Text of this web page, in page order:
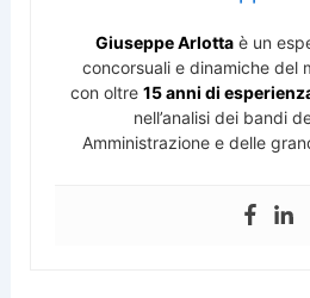
Giuseppe Arlottaè un
concorsuali e dinamiche del
con oltre 15 anni di
nell’analisi dei bandi
Amministrazione e delle